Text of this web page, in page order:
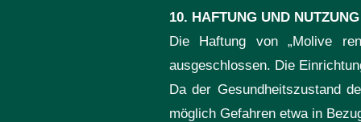
10. HAFTUNG UND
Die Haftung von „Molive
ausgeschlossen. Die
Da der Gesundheitszustand
möglich Gefahren etwa in